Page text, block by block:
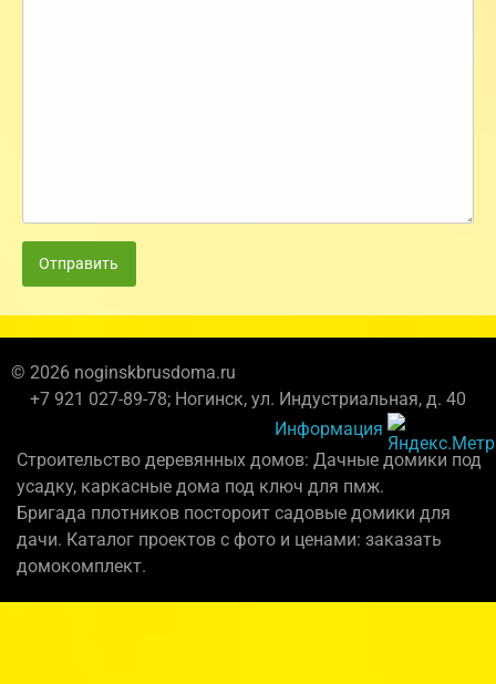
Отправить
© 2026 noginskbrusdoma.ru
+7 921 027-89-78; Ногинск, ул. Индустриальная, д. 40
Информация
Строительство деревянных домов: Дачные домики под
усадку, каркасные дома под ключ для пмж.
Бригада плотников постороит садовые домики для
дачи. Каталог проектов с фото и ценами: заказать
домокомплект.